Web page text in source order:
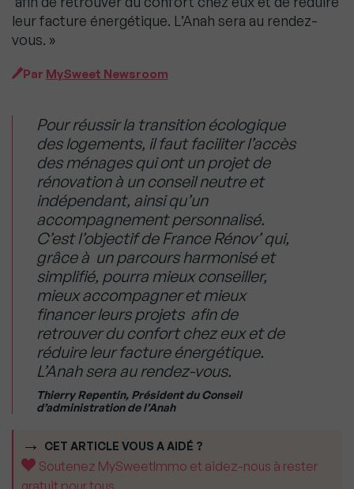
leur facture énergétique. L’Anah sera au rendez-
vous. »
Par MySweet Newsroom
Pour réussir la transition écologique
des logements, il faut faciliter l’accès
des ménages qui ont un projet de
rénovation à un conseil neutre et
indépendant, ainsi qu’un
accompagnement personnalisé.
C’est l’objectif de France Rénov’ qui,
grâce à un parcours harmonisé et
simplifié, pourra mieux conseiller,
mieux accompagner et mieux
financer leurs projets afin de
retrouver du confort chez eux et de
réduire leur facture énergétique.
L’Anah sera au rendez-vous.
Thierry Repentin, Président du Conseil
d’administration de l’Anah
CET ARTICLE VOUS A AIDÉ ?
Soutenez MySweetImmo et aidez-nous à rester